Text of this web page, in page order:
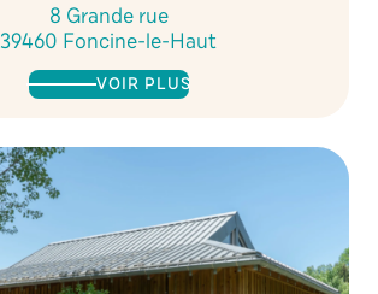
8 Grande rue
39460 Foncine-le-Haut
VOIR PLUS